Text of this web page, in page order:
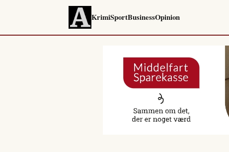
KrimiSportBusinessOpinion